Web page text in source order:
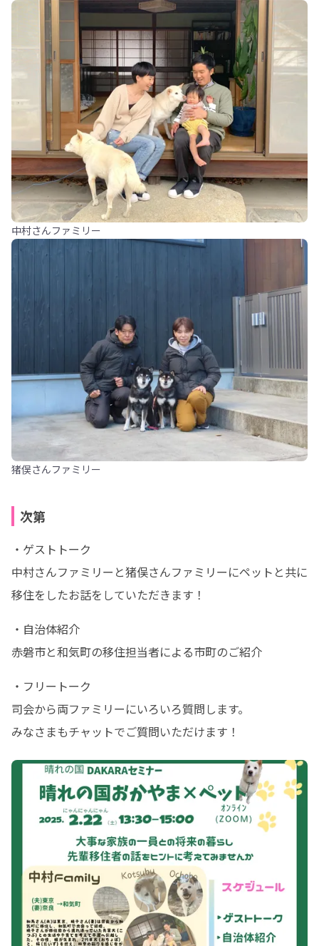
中村さんファミリー
猪俣さんファミリー
次第
・ゲストトーク
中村さんファミリーと猪俣さんファミリーにペットと共に
移住をしたお話をしていただきます！
・自治体紹介
赤磐市と和気町の移住担当者による市町のご紹介
・フリートーク
司会から両ファミリーにいろいろ質問します。
みなさまもチャットでご質問いただけます！